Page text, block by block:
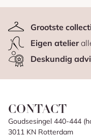
Grootste
Eigen atelier
Deskundig
CONTACT
Goudsesingel 440-444
3011 KN Rotterdam